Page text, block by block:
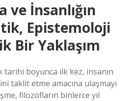
ve İnsanlığın
Epistemoloji
Bir Yaklaşım
tarihi boyunca ilk kez, insanın
taklit etme amacına ulaşmayı
filozofların binlerce yıl